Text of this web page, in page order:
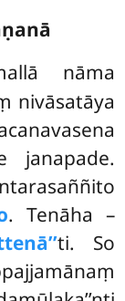
nāma
nivāsatāya
janapade.
. Tenāha –
ti. So